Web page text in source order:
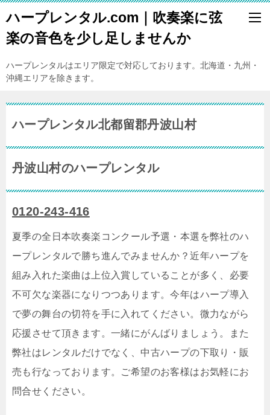
ハープレンタル.com｜吹奏楽に弦
楽の音色を少し足しませんか
ハープレンタルはエリア限定で対応しております。北海道・九州・
沖縄エリアを除きます。
ハープレンタル北都留郡丹波山村
丹波山村のハープレンタル
0120-243-416
夏季の全日本吹奏楽コンクール予選・本選を弊社のハ
ープレンタルで勝ち進んでみませんか？近年ハープを
組み入れた楽曲は上位入賞していることが多く、必要
不可欠な楽器になりつつあります。今年はハープ導入
で夢の舞台の切符を手に入れてください。微力ながら
応援させて頂きます。一緒にがんばりましょう。また
弊社はレンタルだけでなく、中古ハープの下取り・販
売も行なっております。ご希望のお客様はお気軽にお
問合せください。